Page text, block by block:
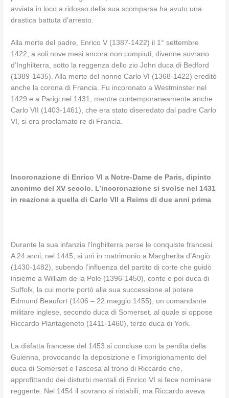
avviata in loco a ridosso della sua scomparsa ha avuto una
drastica battuta d’arresto.
Alla morte del padre, Enrico V (1387-1422) il 1° settembre
1422, a soli nove mesi ancora non compiuti, divenne sovrano
d’Inghilterra, sotto la reggenza dello zio John duca di Bedford
(1389-1435). Alla morte del nonno Carlo VI (1368-1422) ereditò
anche la corona di Francia. Fu incoronato a Westminster nel
1429 e a Parigi nel 1431, mentre contemporaneamente anche
Carlo VII (1403-1461), che era stato diseredato dal padre Carlo
VI, si era proclamato re di Francia.
Incoronazione di Enrico VI a Notre-Dame de Paris, dipinto
anonimo del XV secolo. L’incoronazione si svolse nel 1431
in reazione a quella di Carlo VII a Reims di due anni prima
Durante la sua infanzia l’Inghilterra perse le conquiste francesi.
A 24 anni, nel 1445, si unì in matrimonio a Margherita d’Angiò
(1430-1482), subendo l’influenza del partito di corte che guidò
insieme a William de la Pole (1396-1450), conte e poi duca di
Suffolk, la cui morte portò alla sua successione al potere
Edmund Beaufort (1406 – 22 maggio 1455), un comandante
militare inglese, secondo duca di Somerset, al quale si oppose
Riccardo Plantageneto (1411-1460), terzo duca di York.
La disfatta francese del 1453 si concluse con la perdita della
Guienna, provocando la deposizione e l’imprigionamento del
duca di Somerset e l’ascesa al trono di Riccardo che,
approfittando dei disturbi mentali di Enrico VI si fece nominare
reggente. Nel 1454 il sovrano si ristabilì, ma Riccardo aveva